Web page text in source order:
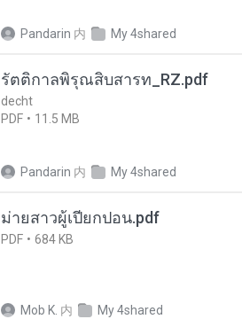
Pandarin 内 My 4shared
รัตติกาลพิรุณสิบสารท_RZ.pdf
decht
PDF
11.5 MB
Pandarin 内 My 4shared
ม่ายสาวผู้เปียกปอน.pdf
PDF 684 KB
Mob K. 内 My 4shared